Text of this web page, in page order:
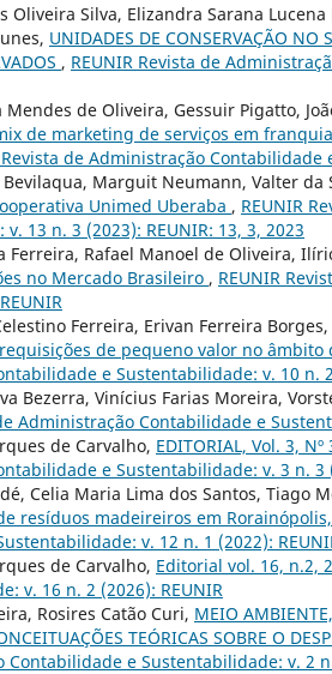
Oliveira Silva, Elizandra Sarana
UNIDADES DE CONSERVAÇÃO NO
, REUNIR Revista de
de Oliveira, Gessuir Pigatto,
de marketing de serviços em
Revista de Administração
Marguit Neumann, Valter da
Unimed Uberaba , REUNIR
13 n. 3 (2023): REUNIR: 13, 3, 2023
Ferreira, Rafael Manoel de Oliveira,
no Mercado Brasileiro , REUNIR
Ferreira, Erivan Ferreira Borges,
de pequeno valor no âmbito
e Sustentabilidade: v. 10 n.
Bezerra, Vinícius Farias Moreira,
Administração Contabilidade e
de Carvalho, EDITORIAL, Vol. 3,
e Sustentabilidade: v. 3 n. 3
Celia Maria Lima dos Santos, Tiago
resíduos madeireiros em
v. 12 n. 1 (2022):
de Carvalho, Editorial vol. 16, n.2,
v. 16 n. 2 (2026): REUNIR
Rosires Catão Curi, MEIO
TEÓRICAS SOBRE O
e Sustentabilidade: v. 2